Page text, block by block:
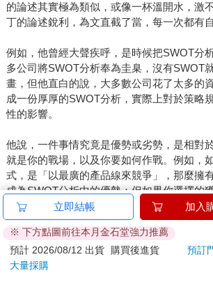
的論述其實極為類似，或像一杯溫開水，激
丁的論述銳利，為文直截了當，每一次都有
例如，他曾經大聲疾呼，是時候把SWOT分
多公司將SWOT分析奉為圭臬，沒有SWOT
畫，但他直白的說，大多數公司花了太多的
成一份厚厚的SWOT分析，實際上對於策略
性的影響。
他說，一件事情究竟是優勢或劣勢，是相對
就是你的戰場，以及你要如何作戰。例如，
式，是「以最廣的產品線來競爭」，那麼擁
成為SWOT分析中的優勢；但如果你選擇的
穩定的交貨」，那麼產品線的廣度可就會成
還沒有決定在哪作戰、如何作戰，怎麼能判
優勢、還是劣勢呢？
管理的世界有他，真是太幸福了
立即結帳 加入
※ 下方點圖前往本月金石堂強力推薦
預計 2026/08/12 出貨
購買後進貨 預訂
大量採購